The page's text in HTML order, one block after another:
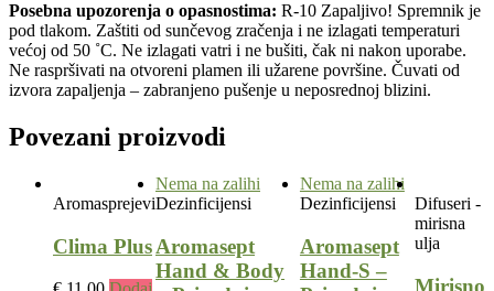
Posebna upozorenja o opasnostima: R-10 Zapaljivo! Spremnik je
pod tlakom. Zaštiti od sunčevog zračenja i ne izlagati temperaturi
većoj od 50 ˚C. Ne izlagati vatri i ne bušiti, čak ni nakon uporabe.
Ne raspršivati na otvoreni plamen ili užarene površine. Čuvati od
izvora zapaljenja – zabranjeno pušenje u neposrednoj blizini.
Povezani proizvodi
Aromasprejevi
Clima Plus
Nema na zalihi
Dezinficijensi
Aromasept
Hand & Body
Nema na zalihi
Dezinficijensi
Aromasept
Hand-S –
Difuseri -
mirisna
ulja
Mirisno